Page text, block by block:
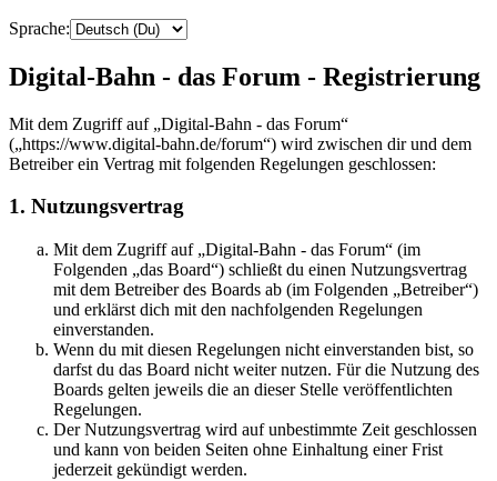
Sprache:
Digital-Bahn - das Forum - Registrierung
Mit dem Zugriff auf „Digital-Bahn - das Forum“
(„https://www.digital-bahn.de/forum“) wird zwischen dir und dem
Betreiber ein Vertrag mit folgenden Regelungen geschlossen:
1. Nutzungsvertrag
Mit dem Zugriff auf „Digital-Bahn - das Forum“ (im
Folgenden „das Board“) schließt du einen Nutzungsvertrag
mit dem Betreiber des Boards ab (im Folgenden „Betreiber“)
und erklärst dich mit den nachfolgenden Regelungen
einverstanden.
Wenn du mit diesen Regelungen nicht einverstanden bist, so
darfst du das Board nicht weiter nutzen. Für die Nutzung des
Boards gelten jeweils die an dieser Stelle veröffentlichten
Regelungen.
Der Nutzungsvertrag wird auf unbestimmte Zeit geschlossen
und kann von beiden Seiten ohne Einhaltung einer Frist
jederzeit gekündigt werden.